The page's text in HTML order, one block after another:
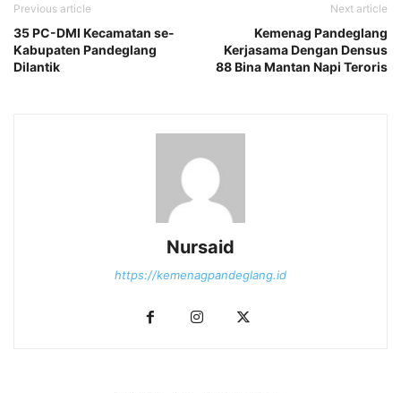
Previous article
35 PC-DMI Kecamatan se-
Kabupaten Pandeglang
Dilantik
Next article
Kemenag Pandeglang
Kerjasama Dengan Densus
88 Bina Mantan Napi Teroris
Nursaid
https://kemenagpandeglang.id